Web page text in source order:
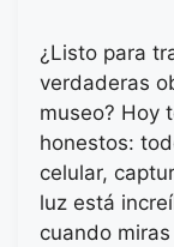
¿Listo para
verdaderas
museo? Hoy
honestos:
celular,
luz está
cuando